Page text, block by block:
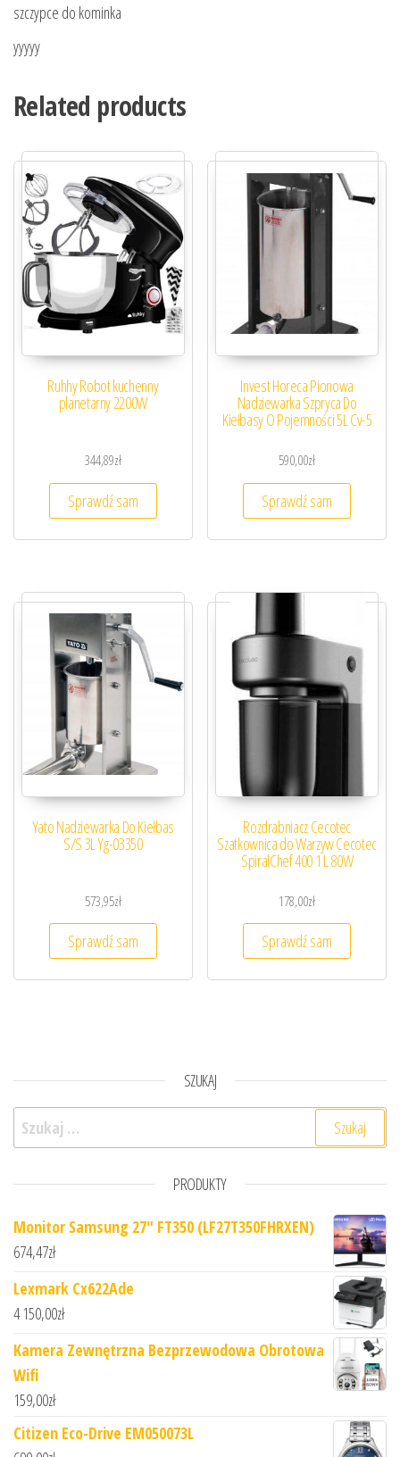
szczypce do kominka
yyyyy
Related products
Ruhhy Robot kuchenny
planetarny 2200W
344,89zł
Sprawdź sam
Invest Horeca Pionowa
Nadziewarka Szpryca Do
Kiełbasy O Pojemności 5L Cv-5
590,00zł
Sprawdź sam
Yato Nadziewarka Do Kiełbas
S/S 3L Yg-03350
573,95zł
Sprawdź sam
Rozdrabniacz Cecotec
Szatkownica do Warzyw Cecotec
SpiralChef 400 1 L 80W
178,00zł
Sprawdź sam
SZUKAJ
Szukaj:
PRODUKTY
Monitor Samsung 27" FT350 (LF27T350FHRXEN)
674,47zł
Lexmark Cx622Ade
4 150,00zł
Kamera Zewnętrzna Bezprzewodowa Obrotowa
Wifi
159,00zł
Citizen Eco-Drive EM050073L